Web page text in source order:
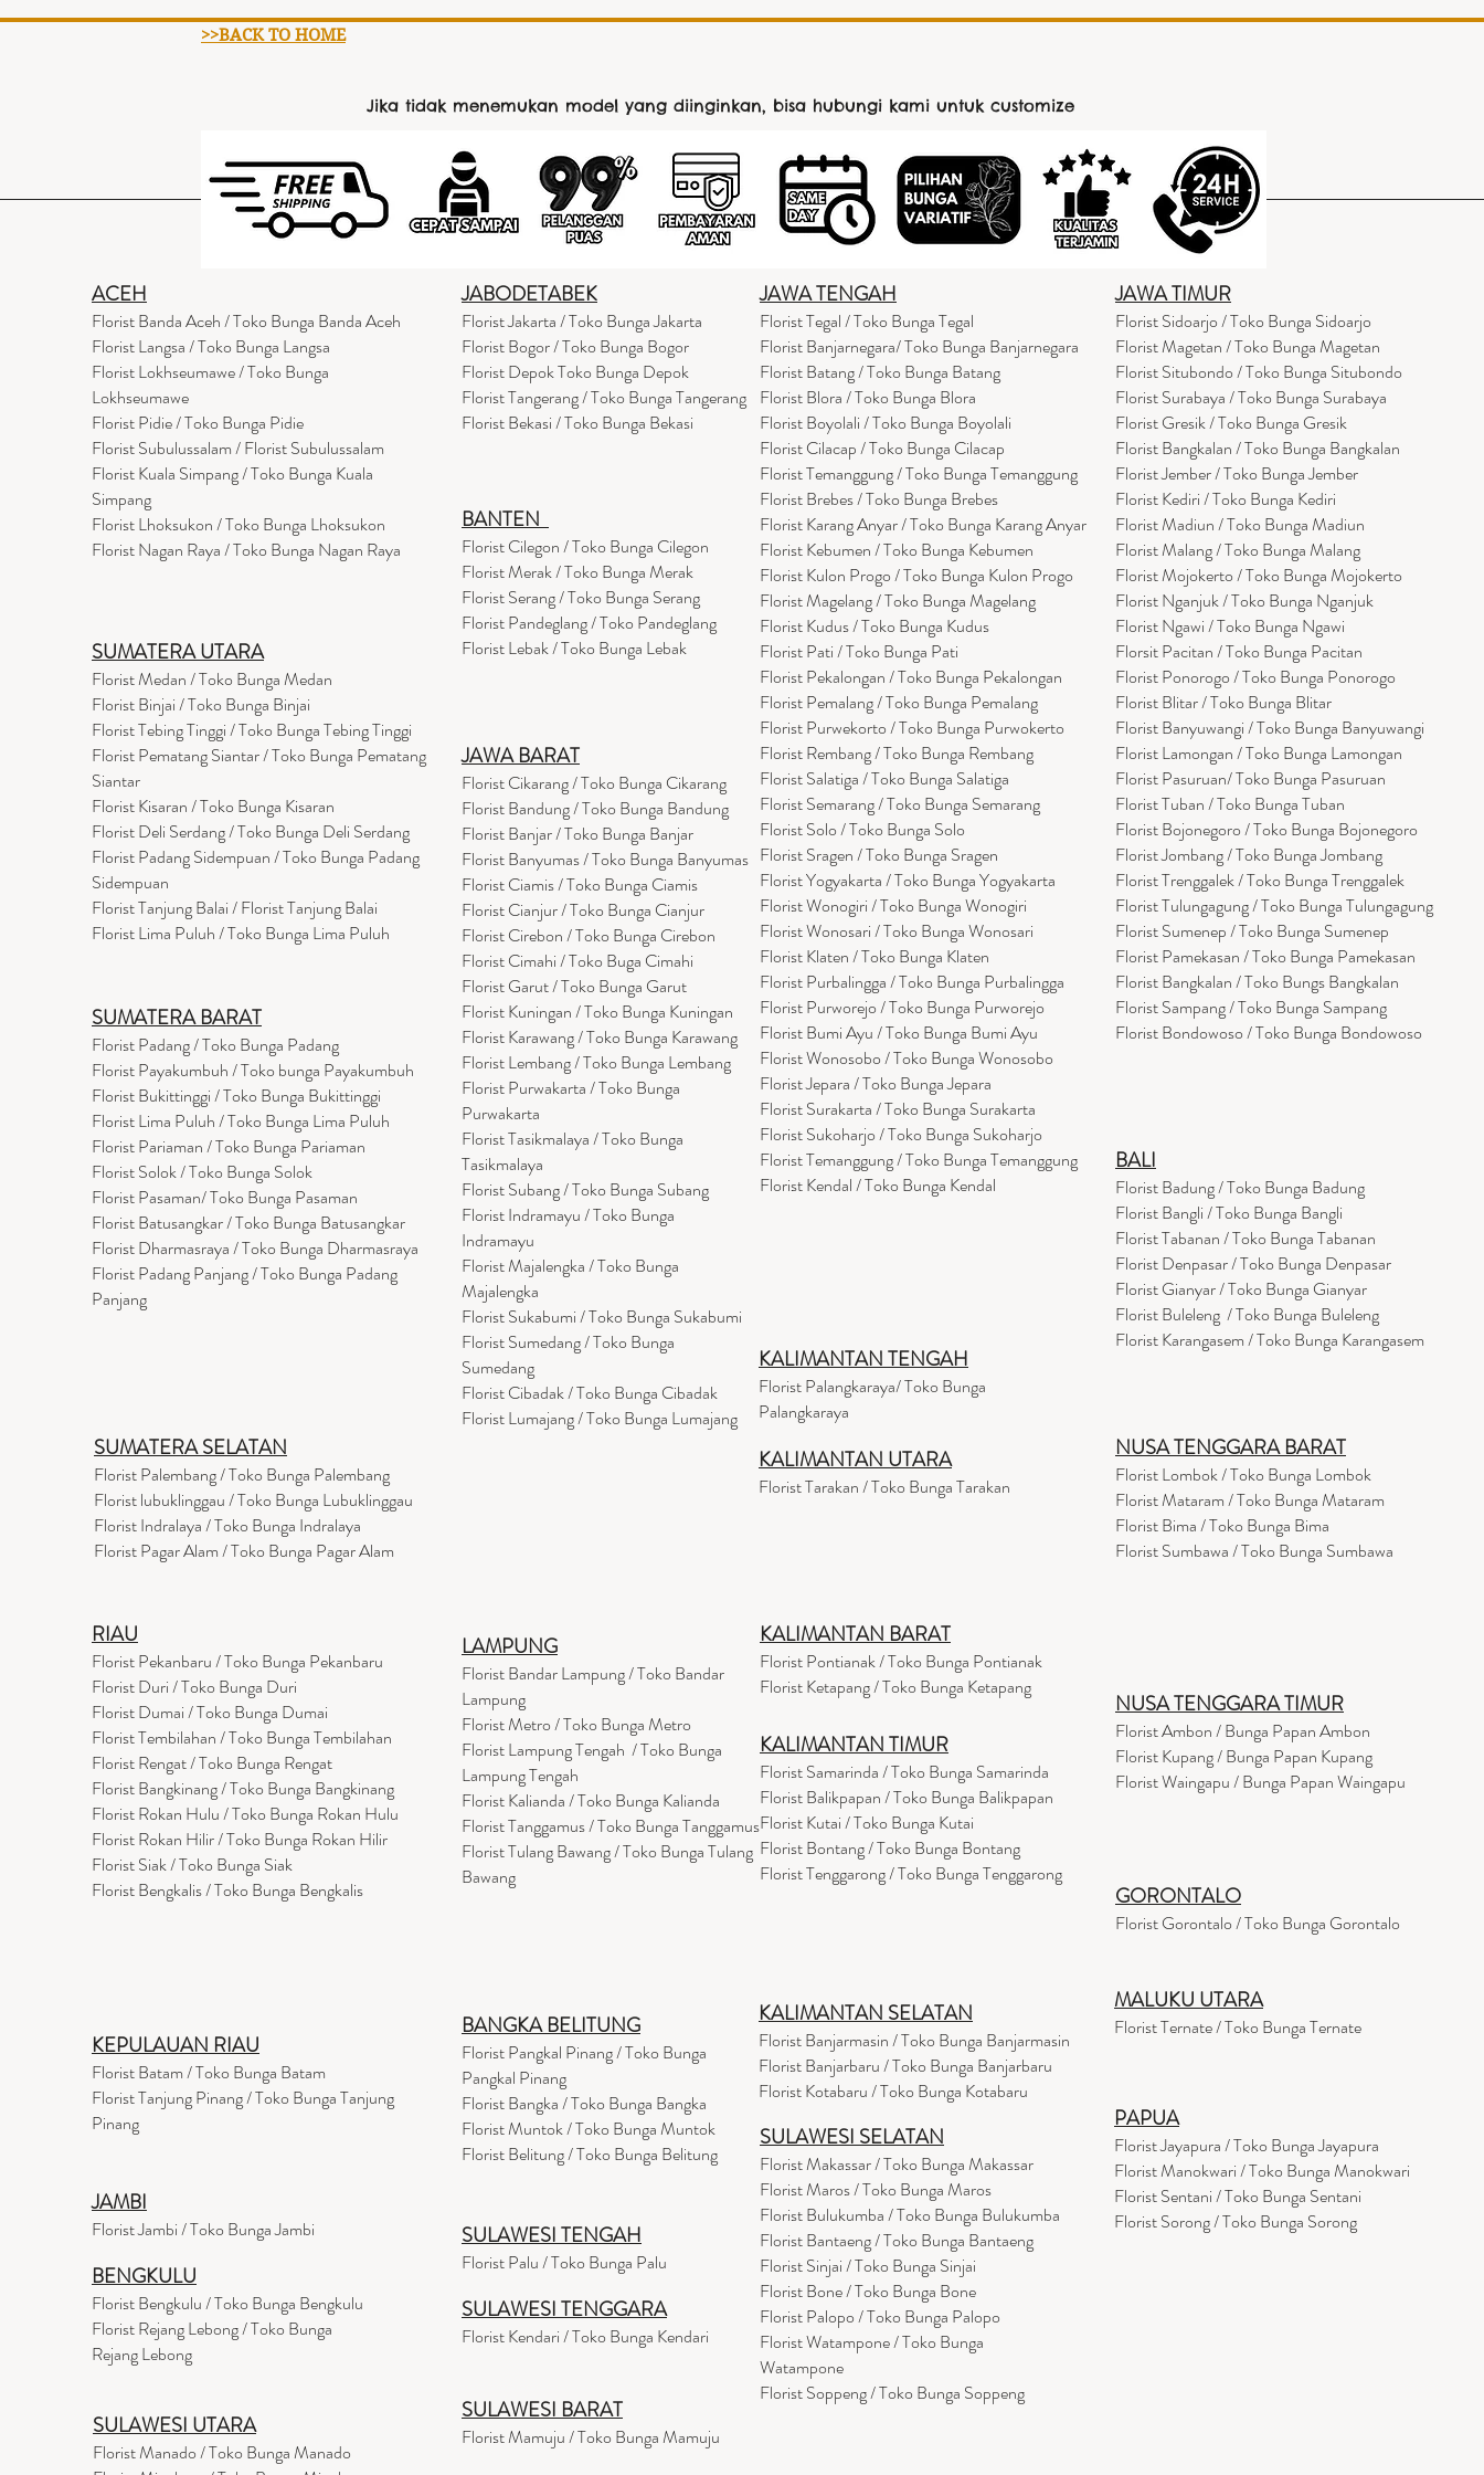
>>BACK TO HOME
Jika tidak menemukan model yang diinginkan, bisa hubungi kami untuk customize
ACEH
Florist Banda Aceh / Toko Bunga Banda Aceh
Florist Langsa / Toko Bunga Langsa
Florist Lokhseumawe / Toko Bunga
Lokhseumawe
Florist Pidie / Toko Bunga Pidie
Florist Subulussalam / Florist Subulussalam
Florist Kuala Simpang / Toko Bunga Kuala
Simpang
Florist Lhoksukon / Toko Bunga Lhoksukon
Florist Nagan Raya / Toko Bunga Nagan Raya
SUMATERA UTARA
Florist Medan / Toko Bunga Medan
Florist Binjai / Toko Bunga Binjai
Florist Tebing Tinggi / Toko Bunga Tebing Tinggi
Florist Pematang Siantar / Toko Bunga Pematang
Siantar
Florist Kisaran / Toko Bunga Kisaran
Florist Deli Serdang / Toko Bunga Deli Serdang
Florist Padang Sidempuan / Toko Bunga Padang
Sidempuan
Florist Tanjung Balai / Florist Tanjung Balai
Florist Lima Puluh / Toko Bunga Lima Puluh
SUMATERA BARAT
Florist Padang / Toko Bunga Padang
Florist Payakumbuh / Toko bunga Payakumbuh
Florist Bukittinggi / Toko Bunga Bukittinggi
Florist Lima Puluh / Toko Bunga Lima Puluh
Florist Pariaman / Toko Bunga Pariaman
Florist Solok / Toko Bunga Solok
Florist Pasaman/ Toko Bunga Pasaman
Florist Batusangkar / Toko Bunga Batusangkar
Florist Dharmasraya / Toko Bunga Dharmasraya
Florist Padang Panjang / Toko Bunga Padang
Panjang
SUMATERA SELATAN
Florist Palembang / Toko Bunga Palembang
Florist lubuklinggau / Toko Bunga Lubuklinggau
Florist Indralaya / Toko Bunga Indralaya
Florist Pagar Alam / Toko Bunga Pagar Alam
JABODETABEK
Florist Jakarta / Toko Bunga Jakarta
Florist Bogor / Toko Bunga Bogor
Florist Depok Toko Bunga Depok
Florist Tangerang / Toko Bunga Tangerang
Florist Bekasi / Toko Bunga Bekasi
BANTEN
Florist Cilegon / Toko Bunga Cilegon
Florist Merak / Toko Bunga Merak
Florist Serang / Toko Bunga Serang
Florist Pandeglang / Toko Pandeglang
Florist Lebak / Toko Bunga Lebak
JAWA BARAT
Florist Cikarang/ Toko Bunga Cikarang
Florist Bandung / Toko Bunga Bandung
Florist Banjar / Toko Bunga Banjar
Florist Banyumas / Toko Bunga Banyumas
Florist Ciamis / Toko Bunga Ciamis
Florist Cianjur / Toko Bunga Cianjur
Florist Cirebon / Toko Bunga Cirebon
Florist Cimahi / Toko Buga Cimahi
Florist Garut / Toko Bunga Garut
Florist Kuningan / Toko Bunga Kuningan
Florist Karawang / Toko Bunga Karawang
Florist Lembang / Toko Bunga Lembang
Florist Purwakarta / Toko Bunga
Purwakarta
Florist Tasikmalaya / Toko Bunga
Tasikmalaya
Florist Subang / Toko Bunga Subang
Florist Indramayu / Toko Bunga
Indramayu
Florist Majalengka / Toko Bunga
Majalengka
Florist Sukabumi / Toko Bunga Sukabumi
Florist Sumedang / Toko Bunga
Sumedang
Florist Cibadak / Toko Bunga Cibadak
Florist Lumajang / Toko Bunga Lumajang
JAWA TENGAH
Florist Tegal / Toko Bunga Tegal
Florist Banjarnegara/ Toko Bunga Banjarnegara
Florist Batang / Toko Bunga Batang
Florist Blora / Toko Bunga Blora
Florist Boyolali / Toko Bunga Boyolali
Florist Cilacap / Toko Bunga Cilacap
Florist Temanggung / Toko Bunga Temanggung
Florist Brebes / Toko Bunga Brebes
Florist Karang Anyar / Toko Bunga Karang Anyar
Florist Kebumen / Toko Bunga Kebumen
Florist Kulon Progo / Toko Bunga Kulon Progo
Florist Magelang / Toko Bunga Magelang
Florist Kudus / Toko Bunga Kudus
Florist Pati / Toko Bunga Pati
Florist Pekalongan / Toko Bunga Pekalongan
Florist Pemalang / Toko Bunga Pemalang
Florist Purwekorto / Toko Bunga Purwokerto
Florist Rembang / Toko Bunga Rembang
Florist Salatiga / Toko Bunga Salatiga
Florist Semarang / Toko Bunga Semarang
Florist Solo / Toko Bunga Solo
Florist Sragen / Toko Bunga Sragen
Florist Yogyakarta / Toko Bunga Yogyakarta
Florist Wonogiri / Toko Bunga Wonogiri
Florist Wonosari / Toko Bunga Wonosari
Florist Klaten / Toko Bunga Klaten
Florist Purbalingga / Toko Bunga Purbalingga
Florist Purworejo / Toko Bunga Purworejo
Florist Bumi Ayu / Toko Bunga Bumi Ayu
Florist Wonosobo / Toko Bunga Wonosobo
Florist Jepara / Toko Bunga Jepara
Florist Surakarta / Toko Bunga Surakarta
Florist Sukoharjo / Toko Bunga Sukoharjo
Florist Temanggung / Toko Bunga Temanggung
Florist Kendal / Toko Bunga Kendal
KALIMANTAN TENGAH
Florist Palangkaraya/ Toko Bunga
Palangkaraya
KALIMANTAN UTARA
Florist Tarakan / Toko Bunga Tarakan
JAWA TIMUR
Florist Sidoarjo / Toko Bunga Sidoarjo
Florist Magetan / Toko Bunga Magetan
Florist Situbondo / Toko Bunga Situbondo
Florist Surabaya / Toko Bunga Surabaya
Florist Gresik / Toko Bunga Gresik
FloristBangkalan / Toko Bunga Bangkalan
Florist Jember / Toko Bunga Jember
Florist Kediri / Toko Bunga Kediri
Florist Madiun / Toko Bunga Madiun
Florist Malang / Toko Bunga Malang
Florist Mojokerto / Toko Bunga Mojokerto
Florist Nganjuk / Toko Bunga Nganjuk
Florist Ngawi /Toko Bunga Ngawi
Florsit Pacitan / Toko Bunga Pacitan
Florist Ponorogo / Toko Bunga Ponorogo
Florist Blitar / Toko Bunga Blitar
Florist Banyuwangi / Toko Bunga Banyuwangi
Florist Lamongan / Toko Bunga Lamongan
Florist Pasuruan/ Toko Bunga Pasuruan
Florist Tuban / Toko Bunga Tuban
Florist Bojonegoro / Toko Bunga Bojonegoro
Florist Jombang / Toko Bunga Jombang
Florist Trenggalek / Toko Bunga Trenggalek
Florist Tulungagung / Toko Bunga Tulungagung
Florist Sumenep / Toko Bunga Sumenep
Florist Pamekasan / Toko Bunga Pamekasan
Florist Bangkalan / Toko Bungs Bangkalan
Florist Sampang / Toko Bunga Sampang
Florist Bondowoso / Toko Bunga Bondowoso
BALI
Florist Badung / Toko Bunga Badung
Florist Bangli / Toko Bunga Bangli
FloristTabanan/ Toko Bunga Tabanan
Florist Denpasar / Toko Bunga Denpasar
Florist Gianyar / Toko Bunga Gianyar
Florist Buleleng / Toko Bunga Buleleng
Florist Karangasem / Toko Bunga Karangasem
NUSA TENGGARA BARAT
Florist Lombok / Toko Bunga Lombok
FloristMataram/ Toko Bunga Mataram
Florist Bima / Toko Bunga Bima
Florist Sumbawa / Toko Bunga Sumbawa
RIAU
Florist Pekanbaru / Toko Bunga Pekanbaru
Florist Duri / Toko Bunga Duri
Florist Dumai / Toko Bunga Dumai
Florist Tembilahan / Toko Bunga Tembilahan
Florist Rengat / Toko Bunga Rengat
Florist Bangkinang / Toko Bunga Bangkinang
Florist Rokan Hulu / Toko Bunga Rokan Hulu
Florist Rokan Hilir / Toko Bunga Rokan Hilir
Florist Siak / Toko Bunga Siak
Florist Bengkalis / Toko Bunga Bengkalis
LAMPUNG
Florist Bandar Lampung / Toko Bandar
Lampung
Florist Metro / Toko Bunga Metro
Florist Lampung Tengah / Toko Bunga
Lampung Tengah
Florist Kalianda / Toko Bunga Kalianda
Florist Tanggamus / Toko Bunga Tanggamus
Florist Tulang Bawang / Toko Bunga Tulang
Bawang
KALIMANTAN BARAT
Florist Pontianak / Toko Bunga Pontianak
Florist Ketapang / Toko Bunga Ketapang
KALIMANTAN TIMUR
Florist Samarinda / Toko Bunga Samarinda
Florist Balikpapan / Toko Bunga Balikpapan
Florist Kutai / Toko Bunga Kutai
Florist Bontang / Toko Bunga Bontang
Florist Tenggarong / Toko Bunga Tenggarong
NUSA TENGGARA TIMUR
Florist Ambon / Bunga Papan Ambon
Florist Kupang / Bunga Papan Kupang
Florist Waingapu / Bunga Papan Waingapu
GORONTALO
Florist Gorontalo / Toko Bunga Gorontalo
KEPULAUAN RIAU
Florist Batam / Toko Bunga Batam
Florist Tanjung Pinang / Toko Bunga Tanjung
Pinang
JAMBI
Florist Jambi / Toko Bunga Jambi
BENGKULU
Florist Bengkulu / Toko Bunga Bengkulu
Florist Rejang Lebong / Toko Bunga
Rejang Lebong
SULAWESI UTARA
Florist Manado / Toko Bunga Manado
KALIMANTAN SELATAN
Florist Banjarmasin/ Toko Bunga Banjarmasin
Florist Banjarbaru / Toko Bunga Banjarbaru
Florist Kotabaru / Toko Bunga Kotabaru
BANGKA BELITUNG
Florist Pangkal Pinang / Toko Bunga
Pangkal Pinang
Florist Bangka / Toko Bunga Bangka
Florist Muntok / Toko Bunga Muntok
Florist Belitung / Toko Bunga Belitung
SULAWESI TENGAH
Florist Palu / Toko Bunga Palu
SULAWESI TENGGARA
Florist Kendari / Toko Bunga Kendari
SULAWESI SELATAN
Florist Makassar / Toko Bunga Makassar
Florist Maros / Toko Bunga Maros
Florist Bulukumba / Toko Bunga Bulukumba
Florist Bantaeng / Toko Bunga Bantaeng
Florist Sinjai / Toko Bunga Sinjai
Florist Bone / Toko Bunga Bone
Florist Palopo / Toko Bunga Palopo
Florist Watampone / Toko Bunga
Watampone
Florist Soppeng / Toko Bunga Soppeng
SULAWESI BARAT
Florist Mamuju / Toko Bunga Mamuju
MALUKU UTARA
Florist Ternate / Toko Bunga Ternate
PAPUA
Florist Jayapura / Toko Bunga Jayapura
Florist Manokwari / Toko Bunga Manokwari
Florist Sentani / Toko Bunga Sentani
Florist Sorong / Toko Bunga Sorong